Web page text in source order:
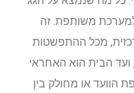
משותפת. זה
מכל ההתפשטות
הבית הוא האחראי
או מחולק בין